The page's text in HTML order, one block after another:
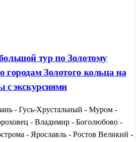
тур по Золотому
городам Золотого кольца на
с экскурсиями
- Гусь-Хрустальный - Муром -
- Владимир - Боголюбово -
- Ярославль - Ростов Великий -